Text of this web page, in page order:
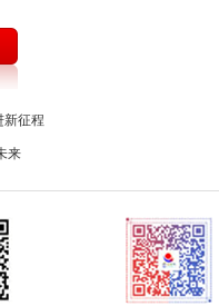
党代会
庆祝中国共产党成立一百周
新征程
来